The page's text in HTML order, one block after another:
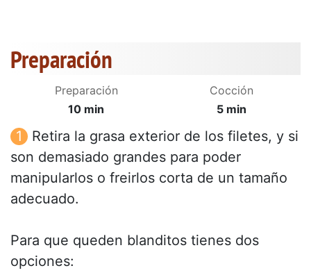
Preparación
Preparación
10 min
Cocción
5 min
Retira la grasa exterior de los filetes, y si
son demasiado grandes para poder
manipularlos o freirlos corta de un tamaño
adecuado.
Para que queden blanditos tienes dos
opciones: